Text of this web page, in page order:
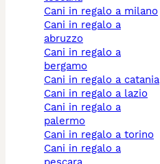
cani in regalo a milano
cani in regalo a
abruzzo
cani in regalo a
bergamo
cani in regalo a catania
cani in regalo a lazio
cani in regalo a
palermo
cani in regalo a torino
cani in regalo a